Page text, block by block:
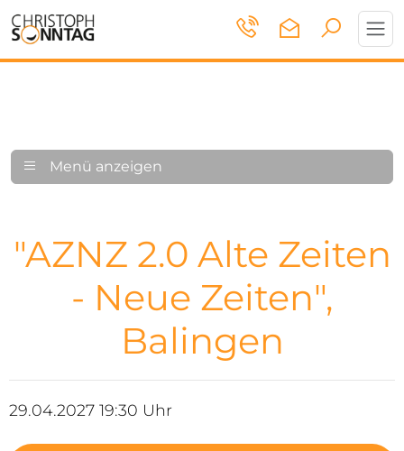
Menü anzeigen
"AZNZ 2.0 Alte Zeiten
- Neue Zeiten",
Balingen
29.04.2027 19:30 Uhr